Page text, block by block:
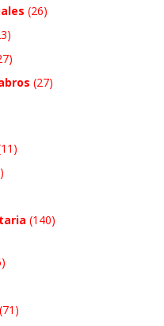
(26)
(27)
(140)
(71)